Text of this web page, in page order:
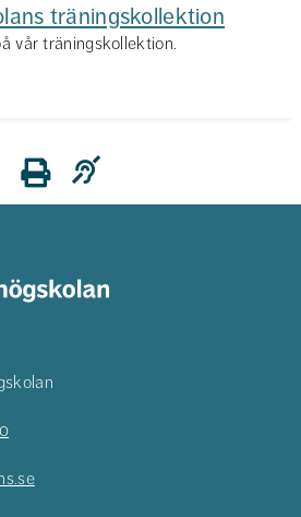
träningskollektion
vår träningskollektion.